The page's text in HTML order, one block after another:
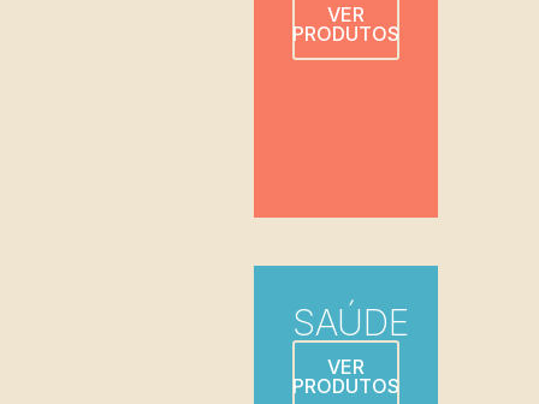
VER
PRODUTOS
SAÚDE
VER
PRODUTOS